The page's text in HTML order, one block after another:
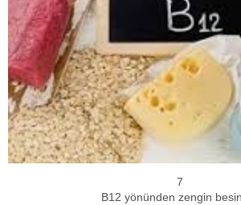
7
B12 yönünden zengin